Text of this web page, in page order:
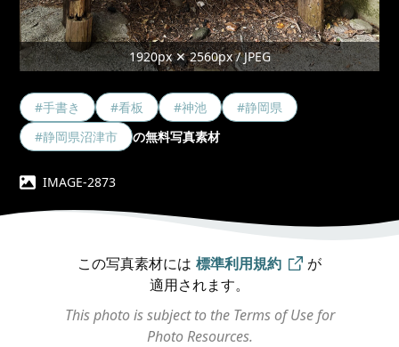
1920px ✕ 2560px / JPEG
#手書き #看板 #神池
#静岡県
#静岡県沼津市
の無料写真素材
IMAGE-2873
この写真素材には 標準利用規約
が
適用されます。
This photo is subject to the Terms of Use for
Photo Resources.